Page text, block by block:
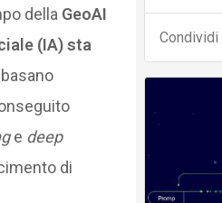
della GeoAI
(IA) sta
e deep
di
Condividi